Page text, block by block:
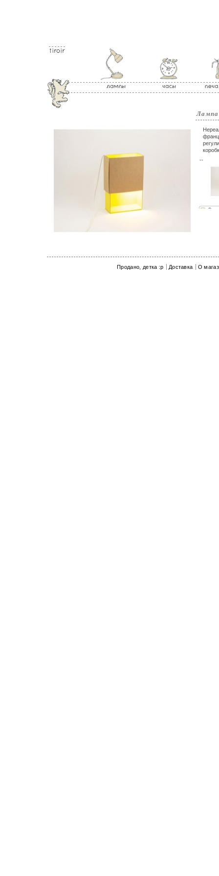
Лампа
--
Продано, детка :p Доставка О